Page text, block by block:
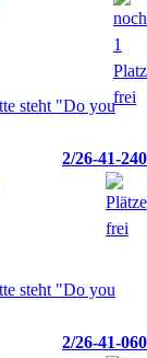
2/26-41-240
2/26-41-060